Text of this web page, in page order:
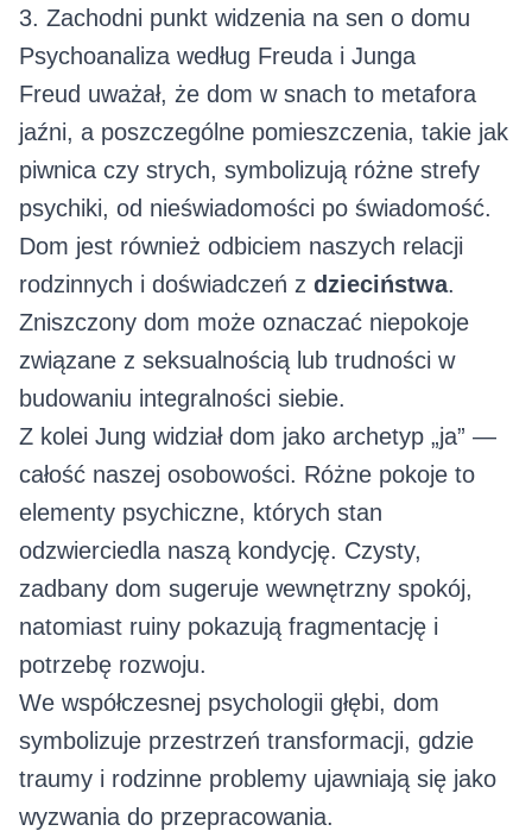
3. Zachodni punkt widzenia na sen o domu
Psychoanaliza według Freuda i Junga
Freud uważał, że dom w snach to metafora
jaźni, a poszczególne pomieszczenia, takie jak
piwnica czy strych, symbolizują różne strefy
psychiki, od nieświadomości po świadomość.
Dom jest również odbiciem naszych relacji
rodzinnych i doświadczeń z dzieciństwa.
Zniszczony dom może oznaczać niepokoje
związane z seksualnością lub trudności w
budowaniu integralności siebie.
Z kolei Jung widział dom jako archetyp „ja” —
całość naszej osobowości. Różne pokoje to
elementy psychiczne, których stan
odzwierciedla naszą kondycję. Czysty,
zadbany dom sugeruje wewnętrzny spokój,
natomiast ruiny pokazują fragmentację i
potrzebę rozwoju.
We współczesnej psychologii głębi, dom
symbolizuje przestrzeń transformacji, gdzie
traumy i rodzinne problemy ujawniają się jako
wyzwania do przepracowania.